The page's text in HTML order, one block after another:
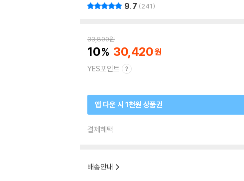
9.7 241
33,800원
10 30,420
YES포인트
앱 다운 시 1천원 상품권
결제혜택
배송안내